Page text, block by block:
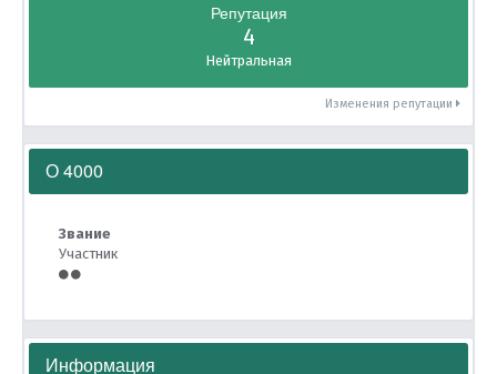
Репутация
4
Нейтральная
Изменения репутации
О 4000
Звание
Участник
Информация